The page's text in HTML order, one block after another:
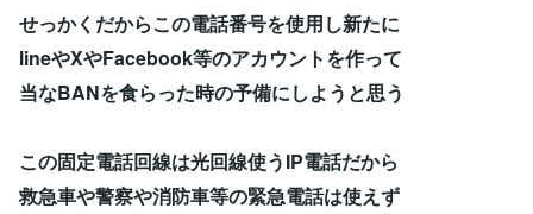
せっかくだからこの電話番号を使用し新たに
lineやXやFacebook等のアカウントを作って
当なBANを食らった時の予備にしようと思う
この固定電話回線は光回線使うIP電話だから
救急車や警察や消防車等の緊急電話は使えず